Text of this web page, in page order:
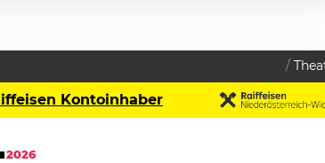
Kontoinhaber
2026